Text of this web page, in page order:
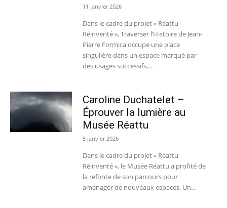
11 janvier 2026
Dans le cadre du projet « Réattu
Réinventé », Traverser l’Histoire de Jean-
Pierre Formica occupe une place
singulière dans un espace marqué par
des usages successifs,...
Caroline Duchatelet –
Éprouver la lumière au
Musée Réattu
5 janvier 2026
Dans le cadre du projet « Réattu
Réinventé », le Musée Réattu a profité de
la refonte de son parcours pour
aménagér de nouveaux espaces. Un...